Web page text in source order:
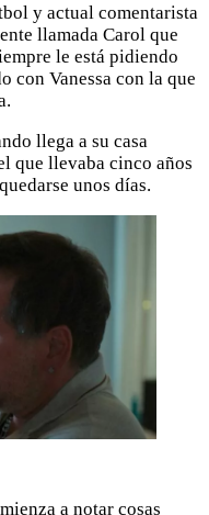
y actual comentarista
llamada Carol que
le está pidiendo
con Vanessa con la que
llega a su casa
que llevaba cinco años
unos días.
a notar cosas